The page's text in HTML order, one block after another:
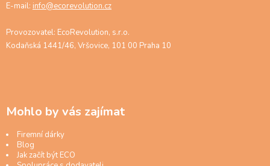
E-mail: info@ecorevolution.cz
Provozovatel: EcoRevolution, s.r.o.
Kodaňská 1441/46, Vršovice, 101 00 Praha 10
Mohlo by vás zajímat
Firemní dárky
Blog
Jak začít být ECO